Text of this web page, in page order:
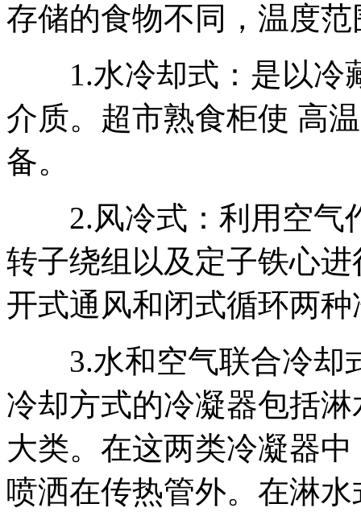
存储的食物不同，温度
1.水冷却式：是以冷
介质。超市熟食柜使 高
备。
2.风冷式：利用空气
转子绕组以及定子铁心
开式通风和闭式循环两
3.水和空气联合冷却
冷却方式的冷凝器包括
大类。在这两类冷凝器
喷洒在传热管外。在淋